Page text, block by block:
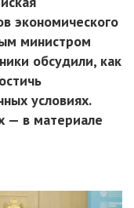
экономического
министром
обсудили, как
условиях.
— в материале